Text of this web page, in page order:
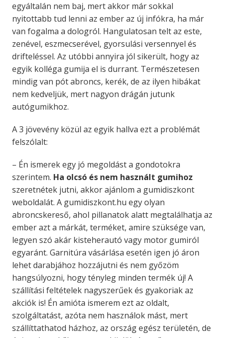
egyáltalán nem baj, mert akkor már sokkal
nyitottabb tud lenni az ember az új infókra, ha már
van fogalma a dologról. Hangulatosan telt az este,
zenével, eszmecserével, gyorsulási versennyel és
drifteléssel. Az utóbbi annyira jól sikerült, hogy az
egyik kolléga gumija el is durrant. Természetesen
mindig van pót abroncs, kerék, de az ilyen hibákat
nem kedveljük, mert nagyon drágán jutunk
autógumikhoz.
A 3 jövevény közül az egyik hallva ezt a problémát
felszólalt:
– Én ismerek egy jó megoldást a gondotokra
szerintem. Ha olcsó és nem használt gumihoz
szeretnétek jutni, akkor ajánlom a gumidiszkont
weboldalát. A gumidiszkont.hu egy olyan
abroncskereső, ahol pillanatok alatt megtalálhatja az
ember azt a márkát, terméket, amire szüksége van,
legyen szó akár kisteherautó vagy motor gumiról
egyaránt. Garnitúra vásárlása esetén igen jó áron
lehet darabjához hozzájutni és nem győzöm
hangsúlyozni, hogy tényleg minden termék új! A
szállítási feltételek nagyszerűek és gyakoriak az
akciók is! Én amióta ismerem ezt az oldalt,
szolgáltatást, azóta nem használok mást, mert
szállíttathatod házhoz, az ország egész területén, de